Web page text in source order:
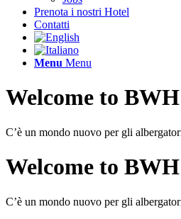
Prenota i nostri Hotel
Contatti
Menu Menu
Welcome to
C’è un mondo nuovo per gli
Welcome to
C’è un mondo nuovo per gli